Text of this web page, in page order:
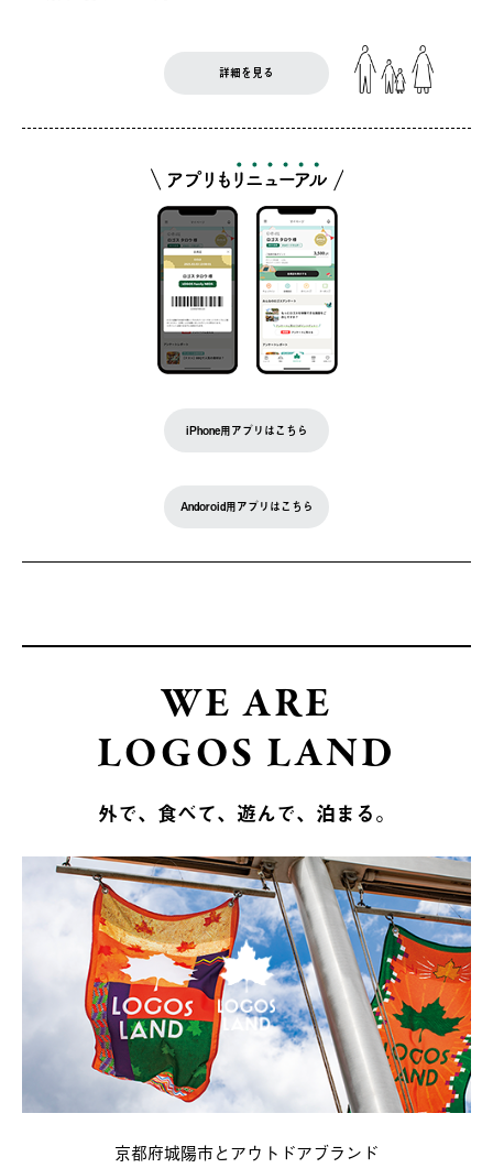
詳細を見る
iPhone用アプリはこちら
Andoroid用アプリはこちら
WE ARE
LOGOS LAND
外で、食べて、遊んで、泊まる。
京都府城陽市とアウトドアブランド